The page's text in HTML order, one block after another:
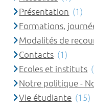
Présentation (1)
Formations,
Modalités de
Contacts (1)
Ecoles et instituts
Notre politique -
Vie étudiante (15)